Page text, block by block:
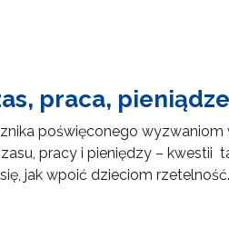
praca, pieniądze
poświęconego
pracy i pieniędzy – kwestii
jak wpoić dzieciom